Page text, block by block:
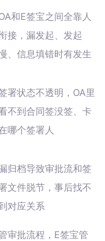
和E签宝之间全靠人
接，漏发起、发起
、信息填错时有发生
署状态不透明，OA里
不到合同签没签、卡
哪个签署人
归档导致审批流和签
文件脱节，事后找不
对应关系
审批流程，E签宝管